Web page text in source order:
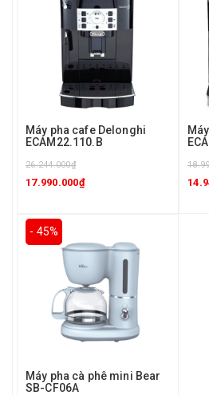
Máy pha cafe Delonghi
ECAM22.110.B
26.244.000₫
17.990.000₫
- 45%
Máy pha cà phê mini Bear
SB-CF06A